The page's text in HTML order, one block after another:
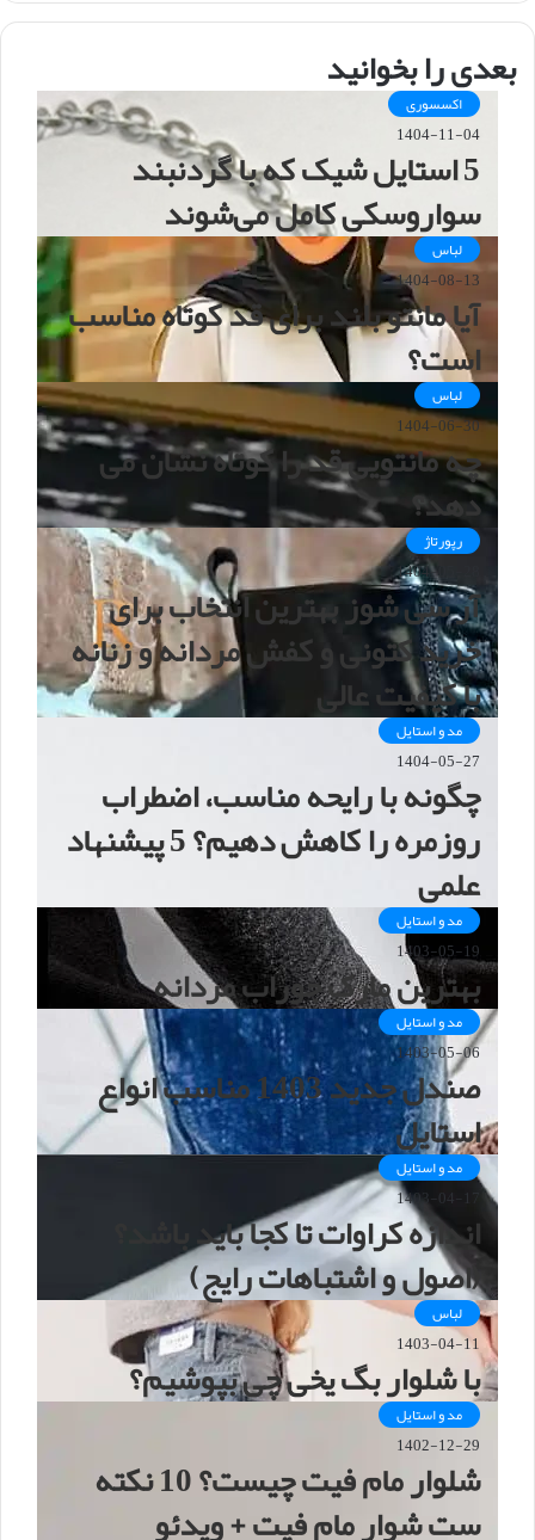
س
بعدی را بخوانید
اکسسوری
1404-11-04
5 استایل شیک که با گردنبند
سواروسکی کامل می‌شوند
لباس
1404-08-13
آیا مانتو بلند برای قد کوتاه مناسب
است؟
لباس
1404-06-30
چه مانتویی قد را کوتاه نشان می
دهد؟
رپورتاژ
1404-05-28
آر سی شوز بهترین انتخاب برای
خرید کتونی و کفش مردانه و زنانه
با کیفیت عالی
مد و استایل
1404-05-27
چگونه با رایحه مناسب، اضطراب
روزمره را کاهش دهیم؟ 5 پیشنهاد
علمی
مد و استایل
1403-05-19
بهترین مارک جوراب مردانه
مد و استایل
1403-05-06
صندل جدید 1403 مناسب انواع
استایل
مد و استایل
1403-04-17
اندازه کراوات تا کجا باید باشد؟
(اصول و اشتباهات رایج)
لباس
1403-04-11
با شلوار بگ یخی چی بپوشیم؟
مد و استایل
1402-12-29
شلوار مام فیت چیست؟ 10 نکته
ست شوار مام فیت + ویدئو